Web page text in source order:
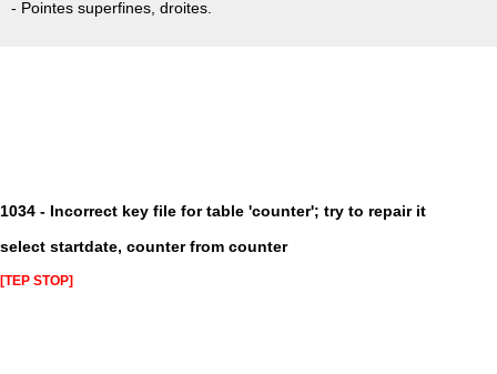
- Pointes superfines, droites.
1034 - Incorrect key file for table 'counter'; try to repair it
select startdate, counter from counter
[TEP STOP]